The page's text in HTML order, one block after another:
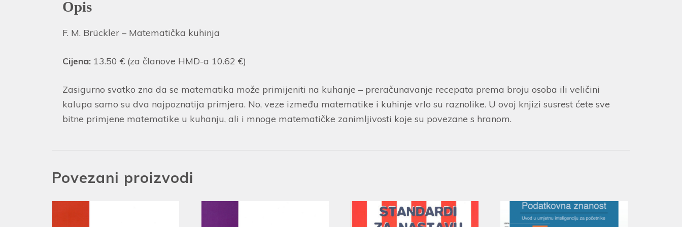
Opis
F. M. Brückler – Matematička kuhinja
Cijena: 13.50 € (za članove HMD-a 10.62 €)
Zasigurno svatko zna da se matematika može primijeniti na kuhanje – preračunavanje recepata prema broju osoba ili veličini
kalupa samo su dva najpoznatija primjera. No, veze između matematike i kuhinje vrlo su raznolike. U ovoj knjizi susrest ćete sve
bitne primjene matematike u kuhanju, ali i mnoge matematičke zanimljivosti koje su povezane s hranom.
Povezani proizvodi